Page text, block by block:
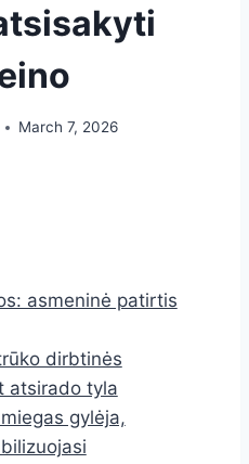
March 7, 2026
asmeninė patirtis
dirbtinės
atsirado tyla
gylėja,